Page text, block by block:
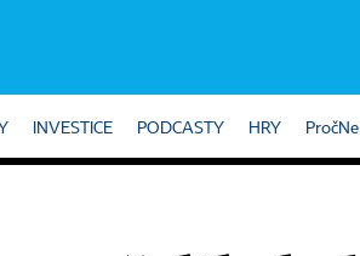
INVESTICE PODCASTY HRY PročNe